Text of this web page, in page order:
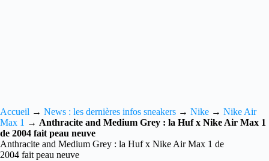
Accueil → News : les dernières infos sneakers → Nike → Nike Air
Max 1 → Anthracite and Medium Grey : la Huf x Nike Air Max 1
de 2004 fait peau neuve
Anthracite and Medium Grey : la Huf x Nike Air Max 1 de
2004 fait peau neuve